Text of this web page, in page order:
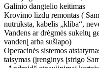
Galinio dangtelio keitimas
Krovimo lizdų remontas (
nutrūksta, kabelis „kliba“,
Vandens ar drėgmės sukeltų
vandenį arba sušlapo)
Operacinės sistemos
taisymas (įrenginys įstrigo